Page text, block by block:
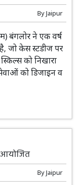
की मांग
ByJaipur
केस स्टडीज पर
को डिजाइन व